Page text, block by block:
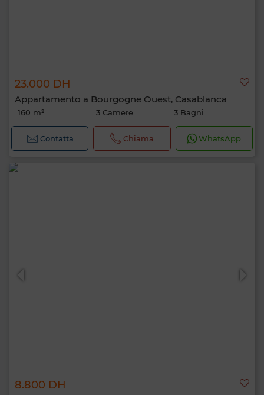
23.000 DH
Appartamento a Bourgogne Ouest, Casablanca
160 m² 3 Camere 3 Bagni
Contatta Chiama WhatsApp
8.800 DH